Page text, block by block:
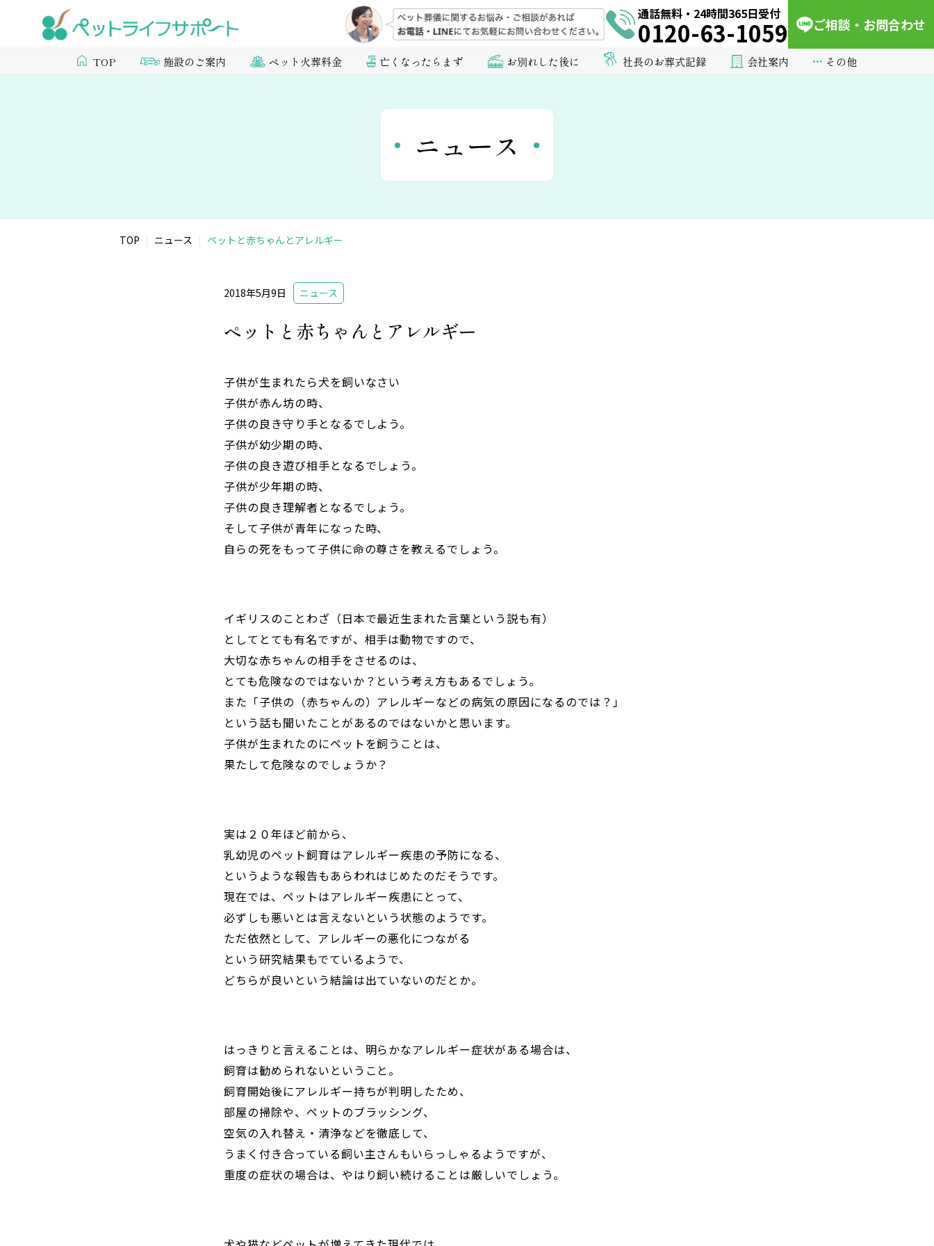
通話無料・24時間365日受付
0120-63-1059 ご相談・お問合わせ
TOP 施設のご案内 ペット火葬料金 亡くなったらまず お別れした後に 社長のお葬式記録 会社案内 その他
ニュース
TOP ニュース ペットと赤ちゃんとアレルギー
2018年5月9日 ニュース
ペットと赤ちゃんとアレルギー
子供が生まれたら犬を飼いなさい
子供が赤ん坊の時、
子供の良き守り手となるでしよう。
子供が幼少期の時、
子供の良き遊び相手となるでしょう。
子供が少年期の時、
子供の良き理解者となるでしょう。
そして子供が青年になった時、
自らの死をもって子供に命の尊さを教えるでしょう。
イギリスのことわざ（日本で最近生まれた言葉という説も有）
としてとても有名ですが、相手は動物ですので、
大切な赤ちゃんの相手をさせるのは、
とても危険なのではないか？という考え方もあるでしょう。
また「子供の（赤ちゃんの）アレルギーなどの病気の原因になるのでは？」
という話も聞いたことがあるのではないかと思います。
子供が生まれたのにペットを飼うことは、
果たして危険なのでしょうか？
実は２０年ほど前から、
乳幼児のペット飼育はアレルギー疾患の予防になる、
というような報告もあらわれはじめたのだそうです。
現在では、ペットはアレルギー疾患にとって、
必ずしも悪いとは言えないという状態のようです。
ただ依然として、アレルギーの悪化につながる
という研究結果もでているようで、
どちらが良いという結論は出ていないのだとか。
はっきりと言えることは、明らかなアレルギー症状がある場合は、
飼育は勧められないということ。
飼育開始後にアレルギー持ちが判明したため、
部屋の掃除や、ペットのブラッシング、
空気の入れ替え・清浄などを徹底して、
うまく付き合っている飼い主さんもいらっしゃるようですが、
重度の症状の場合は、やはり飼い続けることは厳しいでしょう。